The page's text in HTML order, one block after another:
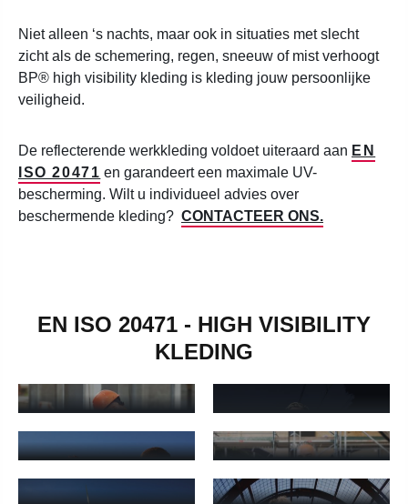
Niet alleen ‘s nachts, maar ook in situaties met slecht
zicht als de schemering, regen, sneeuw of mist verhoogt
BP® high visibility kleding is kleding jouw persoonlijke
veiligheid.
De reflecterende werkkleding voldoet uiteraard aan EN
ISO 20471 en garandeert een maximale UV-
bescherming. Wilt u individueel advies over
beschermende kleding? CONTACTEER ONS.
EN ISO 20471 - HIGH VISIBILITY
KLEDING
Waarschuwingsbroek - Meer informatie
WAARSCHUWING
WAARSCHUWINGSSHIRTS
Waarschuwingsshirts - Meer informatieWaarschuwingsjacks - Meer
WAARSCHUWING
MULTINORM
Waarschuwing multinorm - Meer informatie
WAARSCHUWING
VOOR DAMES
Waarschuwing voor dames -